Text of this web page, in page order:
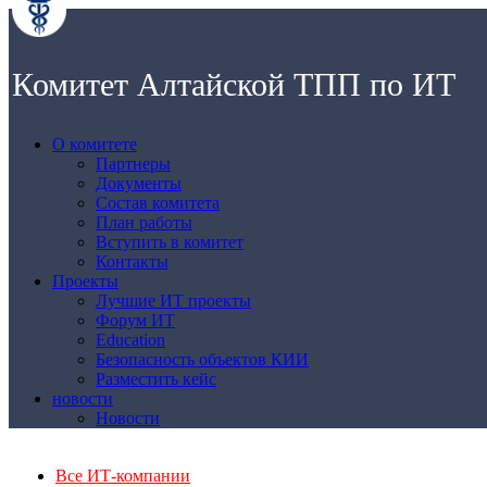
Комитет Алтайской ТПП по ИТ
О комитете
Партнеры
Документы
Состав комитета
План работы
Вступить в комитет
Контакты
Проекты
Лучшие ИТ проекты
Форум ИТ
Education
Безопасность объектов КИИ
Разместить кейс
новости
Новости
Все ИТ-компании